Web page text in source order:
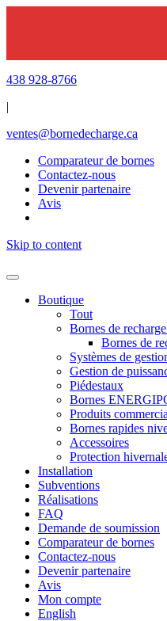
438 928-8766
|
ventes@bornedecharge.ca
Comparateur de bornes
Contactez-nous
Devenir partenaire
Avis
Skip to content
Boutique
Tout
Bornes de
Bornes de
Systèmes de
Gestion de
Piédestaux
Bornes
Produits
Bornes rapides
Accessoires
Protection
Installation
Subventions
Réalisations
FAQ
Demande de soumission
Comparateur de bornes
Contactez-nous
Devenir partenaire
Avis
Mon compte
English